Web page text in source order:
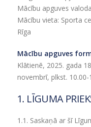
Mācību apguves
Mācību vieta: Sporta
Rīga
Mācību apguves
Klātienē, 2025. gada
novembrī, plkst. 10.00-
1. LĪGUMA
1.1. Saskaņā ar šī